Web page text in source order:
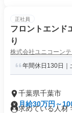
正社員
フロントエンド
り
株式会社ユニコーン
年間休日130日｜
千葉県千葉市
月給30万円～
求めている人材